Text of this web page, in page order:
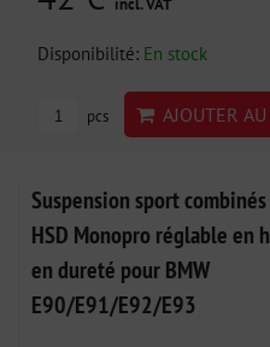
Disponibilité: En stock
pcs AJOUTER
Suspension sport
HSD Monopro réglable en
en dureté pour BMW
E90/E91/E92/E93